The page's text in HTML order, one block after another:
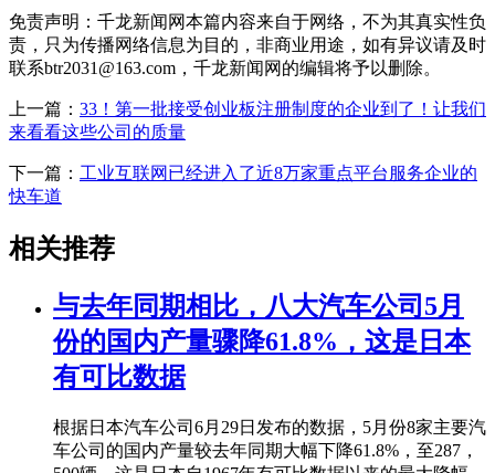
免责声明：千龙新闻网本篇内容来自于网络，不为其真实性负
责，只为传播网络信息为目的，非商业用途，如有异议请及时
联系btr2031@163.com，千龙新闻网的编辑将予以删除。
上一篇： 33！第一批接受创业板注册制度的企业到了！让我们
来看看这些公司的质量
下一篇： 工业互联网已经进入了近8万家重点平台服务企业的
快车道
相关推荐
与去年同期相比，八大汽车公司5月
份的国内产量骤降61.8%，这是日本
有可比数据
根据日本汽车公司6月29日发布的数据，5月份8家主要汽
车公司的国内产量较去年同期大幅下降61.8%，至287，